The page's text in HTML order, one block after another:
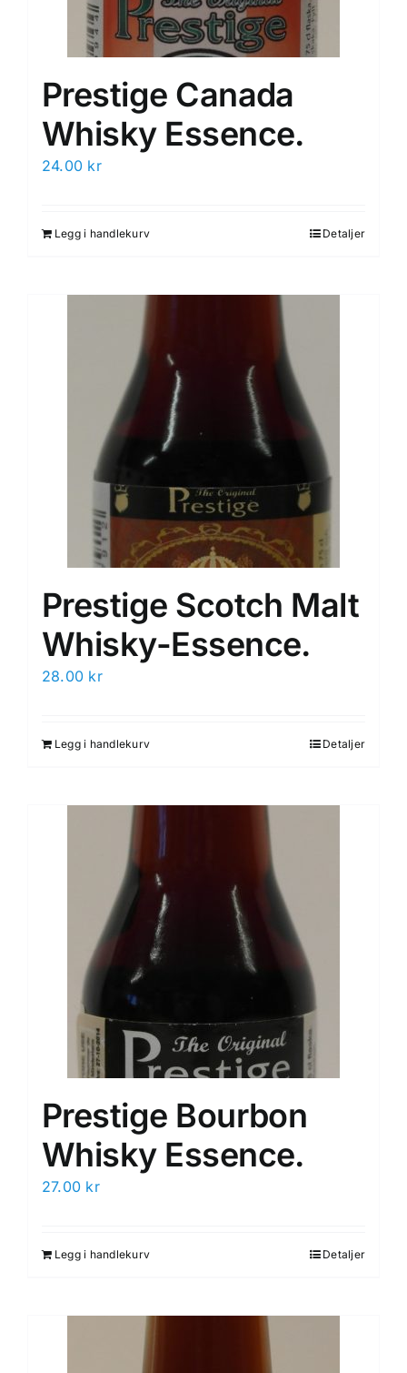
Prestige Canada
Whisky Essence.
24.00 kr
Legg i handlekurv Detaljer
Prestige Scotch Malt
Whisky-Essence.
28.00 kr
Legg i handlekurv Detaljer
Prestige Bourbon
Whisky Essence.
27.00 kr
Legg i handlekurv Detaljer